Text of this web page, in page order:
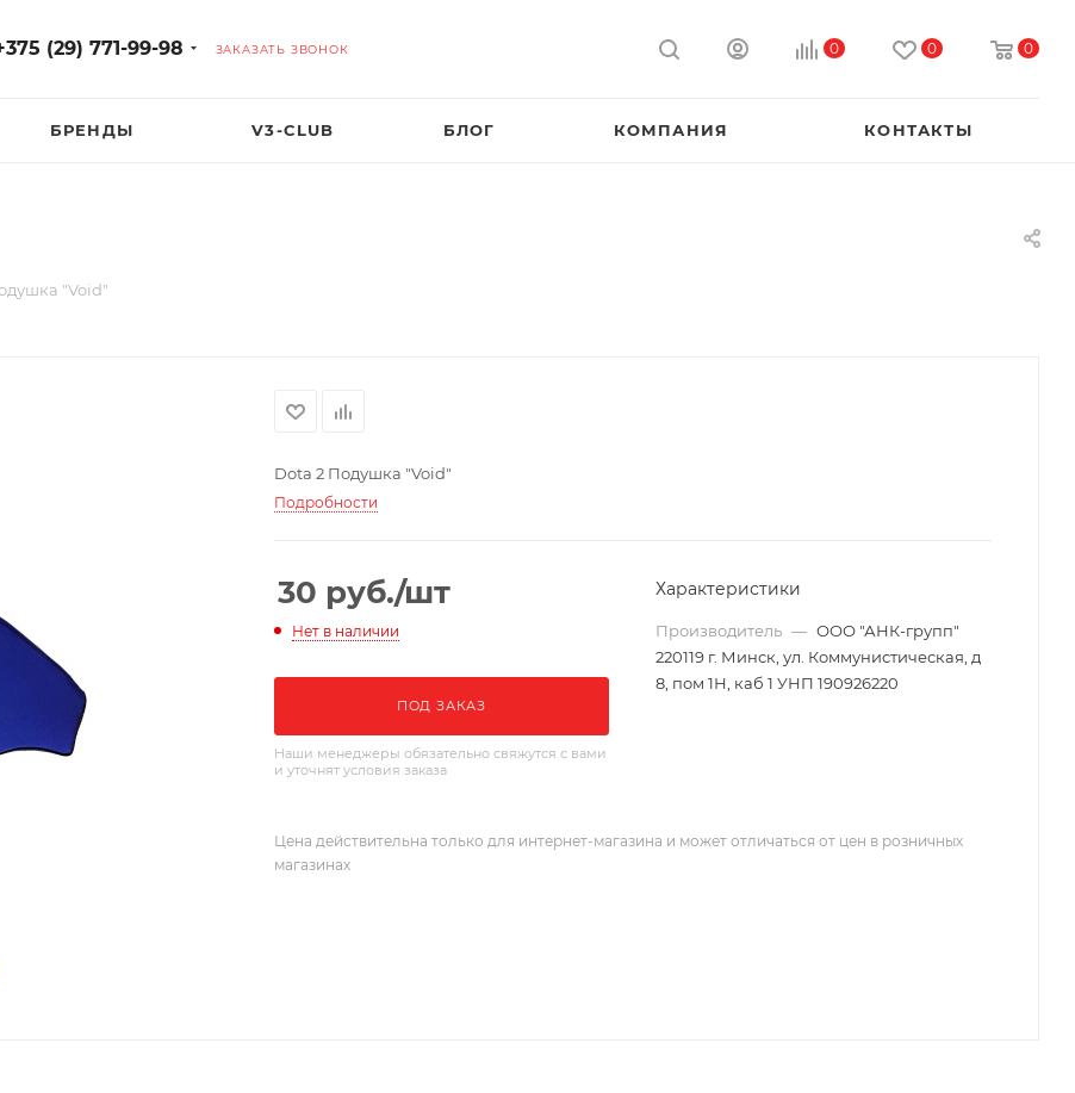
(29) 771-99-98 ЗАКАЗАТЬ ЗВОНОК 0 0 0
БРЕНДЫ V3-CLUB БЛОГ КОМПАНИЯ КОНТАКТЫ
"Void"
Dota 2 Подушка "Void"
Подробности
30 руб./шт
Нет в наличии
ПОД ЗАКАЗ
Наши менеджеры обязательно свяжутся с вами
и уточнят условия заказа
Характеристики
Производитель — ООО "АНК-групп"
220119 г. Минск, ул. Коммунистическая, д
8, пом 1Н, каб 1 УНП 190926220
Цена действительна только для интернет-магазина и может отличаться от цен в розничных
магазинах